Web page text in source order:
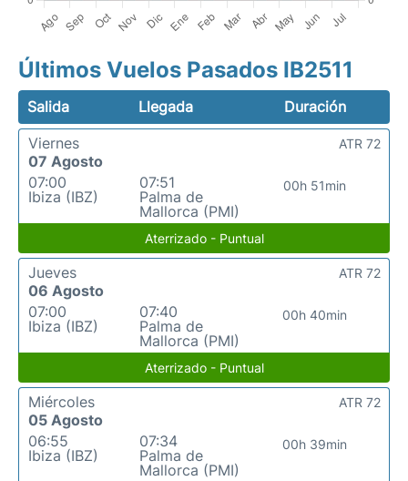
Últimos Vuelos Pasados IB2511
Salida Llegada
Duración
Viernes
07 Agosto
07:00
Ibiza (IBZ)
07:51
Palma de
Mallorca (PMI)
00h 51min
ATR 72
Aterrizado - Puntual
Jueves
06 Agosto
07:00
Ibiza (IBZ)
07:40
Palma de
Mallorca (PMI)
00h 40min
ATR 72
Aterrizado - Puntual
Miércoles
05 Agosto
06:55
Ibiza (IBZ)
07:34
Palma de
Mallorca (PMI)
00h 39min
ATR 72